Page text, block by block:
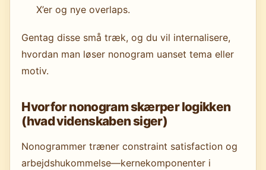
X’er og nye overlaps.
Gentag disse små træk, og du vil internalisere,
hvordan man løser nonogram uanset tema eller
motiv.
Hvorfor nonogram skærper logikken
(hvad videnskaben siger)
Nonogrammer træner constraint satisfaction og
arbejdshukommelse—kernekomponenter i